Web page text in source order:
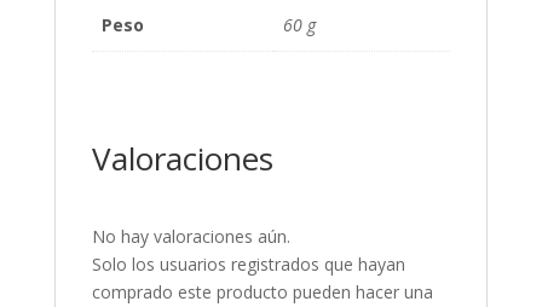
Peso 60 g
Valoraciones
No hay valoraciones aún.
Solo los usuarios registrados que hayan
comprado este producto pueden hacer una